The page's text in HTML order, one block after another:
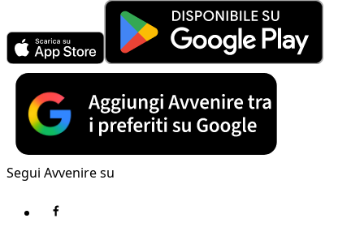
Segui Avvenire su